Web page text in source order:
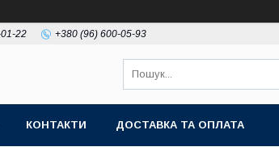
22 +380 (96) 600-05-93
КОНТАКТИ ДОСТАВКА ТА ОПЛАТА